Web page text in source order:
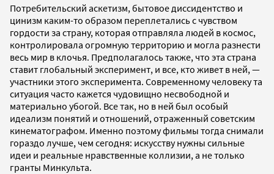
Потребительский аскетизм, бытовое диссидентство и
цинизм каким-то образом переплетались с чувством
гордости за страну, которая отправляла людей в космос,
контролировала огромную территорию и могла разнести
весь мир в клочья. Предполагалось также, что эта страна
ставит глобальный эксперимент, и все, кто живет в ней, —
участники этого эксперимента. Современному человеку та
ситуация часто кажется чудовищно несвободной и
материально убогой. Все так, но в ней был особый
идеализм понятий и отношений, отраженный советским
кинематографом. Именно поэтому фильмы тогда снимали
гораздо лучше, чем сегодня: искусству нужны сильные
идеи и реальные нравственные коллизии, а не только
гранты Минкульта.